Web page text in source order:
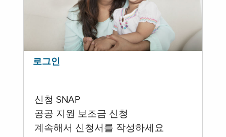
로그인
신청 SNAP
공공 지원 보조금 신청
계속해서 신청서를 작성하세요